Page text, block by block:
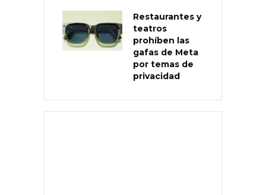
Restaurantes y
teatros
prohíben las
gafas de Meta
por temas de
privacidad